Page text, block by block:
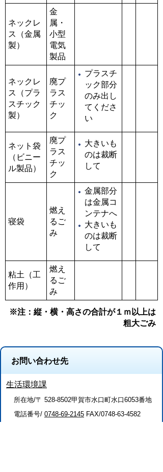
ネックレ
ス（金属
製）
金
属・
小型
電気
製品
ネックレ
ス（プラ
スチック
製）
廃プ
ラス
チッ
ク
プラスチ
ック部分
のみ出し
てくださ
い
ネット袋
（ビニー
ル製品）
廃プ
ラス
チッ
ク
大きいも
のは裁断
して
寝袋
燃え
るご
み
金属部分
は金属コ
ンテナへ
大きいも
のは裁断
して
粘土（工
作用）
燃え
るご
み
※注：縦・横・高さの合計が１ｍ以上は
粗大ごみ
お問い合わせ先
生活環境課
所在地/〒 528-8502甲賀市水口町水口6053番地
電話番号/ 0748-69-2145 FAX/0748-63-4582